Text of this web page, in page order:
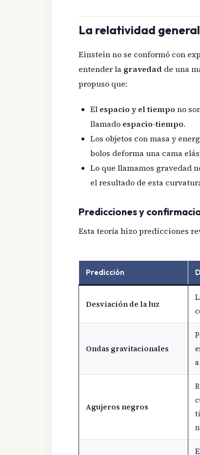
La relatividad
Einstein no se conformó con
entender la gravedad de una
propuso que:
El espacio y el tiempo no
llamado espacio-tiempo.
Los objetos con masa y
bolos deforma una cama
Lo que llamamos gravedad
el resultado de esta
Predicciones y
Esta teoría hizo predicciones
Predicción
Desviación de la luz
Ondas gravitacionales
Agujeros negros